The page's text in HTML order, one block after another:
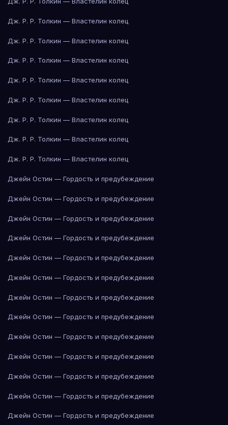
Дж. Р. Р. Толкин — Властелин колец
Дж. Р. Р. Толкин — Властелин колец
Дж. Р. Р. Толкин — Властелин колец
Дж. Р. Р. Толкин — Властелин колец
Дж. Р. Р. Толкин — Властелин колец
Дж. Р. Р. Толкин — Властелин колец
Дж. Р. Р. Толкин — Властелин колец
Дж. Р. Р. Толкин — Властелин колец
Джейн Остин — Гордость и предубеждение
Джейн Остин — Гордость и предубеждение
Джейн Остин — Гордость и предубеждение
Джейн Остин — Гордость и предубеждение
Джейн Остин — Гордость и предубеждение
Джейн Остин — Гордость и предубеждение
Джейн Остин — Гордость и предубеждение
Джейн Остин — Гордость и предубеждение
Джейн Остин — Гордость и предубеждение
Джейн Остин — Гордость и предубеждение
Джейн Остин — Гордость и предубеждение
Джейн Остин — Гордость и предубеждение
Джейн Остин — Гордость и предубеждение